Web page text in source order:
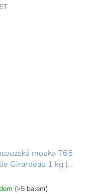
mouka T65
Girardeau 1 kg |
(>5 balení)